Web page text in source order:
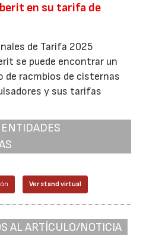
en su tarifa de
de Tarifa 2025
se puede encontrar un
de racmbios de cisternas
y sus tarifas
Ver stand virtual
AL ARTÍCULO/NOTICIA